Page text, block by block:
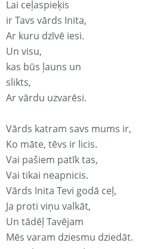
Lai ceļaspieķis
ir Tavs vārds Inita,
Ar kuru dzīvē iesi.
Un visu,
kas būs ļauns un
slikts,
Ar vārdu uzvarēsi.
Vārds katram savs mums ir,
Ko māte, tēvs ir licis.
Vai pašiem patīk tas,
Vai tikai neapnicis.
Vārds Inita Tevi godā ceļ,
Ja proti viņu valkāt,
Un tādēļ Tavējam
Mēs varam dziesmu dziedāt.